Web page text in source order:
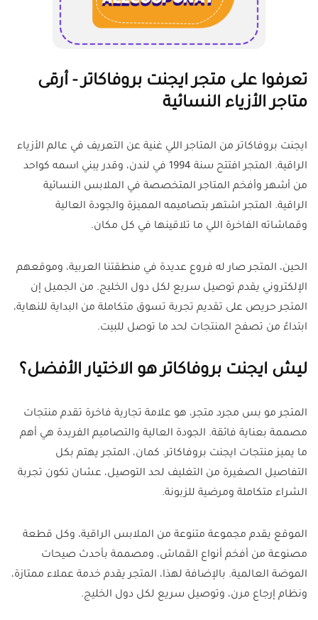
تعرفوا على متجر ايجنت بروفاكاتر - أرقى
متاجر الأزياء النسائية
ايجنت بروفاكاتر من المتاجر اللي غنية عن التعريف في عالم الأزياء
الراقية. المتجر افتتح سنة 1994 في لندن، وقدر يبني اسمه كواحد
من أشهر وأفخم المتاجر المتخصصة في الملابس النسائية
الراقية. المتجر اشتهر بتصاميمه المميزة والجودة العالية
وقماشاته الفاخرة اللي ما تلاقينها في كل مكان.
الحين، المتجر صار له فروع عديدة في منطقتنا العربية، وموقعهم
الإلكتروني يقدم توصيل سريع لكل دول الخليج. من الجميل إن
المتجر حريص على تقديم تجربة تسوق متكاملة من البداية للنهاية،
ابتداءً من تصفح المنتجات لحد ما توصل للبيت.
ليش ايجنت بروفاكاتر هو الاختيار الأفضل؟
المتجر مو بس مجرد متجر، هو علامة تجارية فاخرة تقدم منتجات
مصممة بعناية فائقة. الجودة العالية والتصاميم الفريدة هي أهم
ما يميز منتجات ايجنت بروفاكاتر. كمان، المتجر يهتم بكل
التفاصيل الصغيرة من التغليف لحد التوصيل، عشان تكون تجربة
الشراء متكاملة ومرضية للزبونة.
الموقع يقدم مجموعة متنوعة من الملابس الراقية، وكل قطعة
مصنوعة من أفخم أنواع القماش، ومصممة بأحدث صيحات
الموضة العالمية. بالإضافة لهذا، المتجر يقدم خدمة عملاء ممتازة،
ونظام إرجاع مرن، وتوصيل سريع لكل دول الخليج.